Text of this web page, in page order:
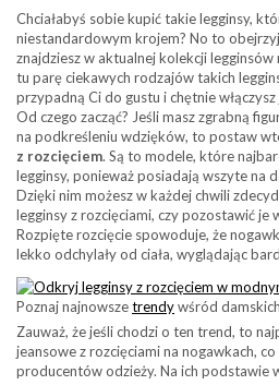
Chciałabyś sobie kupić takie legginsy,
niestandardowym krojem? No to
znajdziesz w aktualnej kolekcji
tu parę ciekawych rodzajów takich
przypadną Ci do gustu i chętnie
Od czego zacząć? Jeśli masz zgrabną
na podkreśleniu wdzięków, to postaw
z rozcięciem. Są to modele, które
legginsy, ponieważ posiadają wszyte na
Dzięki nim możesz w każdej chwili
legginsy z rozcięciami, czy pozostawić je
Rozpięte rozcięcie spowoduje, że
lekko odchylały od ciała, wyglądając
Poznaj najnowszetrendywśród
Zauważ, że jeśli chodzi o ten trend, to
jeansowe z rozcięciami na nogawkach,
producentów odzieży. Na ich podstawie